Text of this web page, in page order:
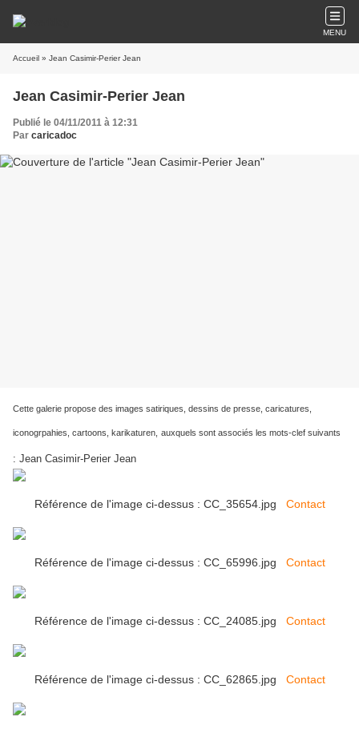
MENU
Accueil » Jean Casimir-Perier Jean
Jean Casimir-Perier Jean
Publié le 04/11/2011 à 12:31
Par caricadoc
Cette galerie propose des images satiriques, dessins de presse, caricatures,
iconogrpahies, cartoons, karikaturen, auxquels sont associés les mots-clef suivants
: Jean Casimir-Perier Jean
Référence de l'image ci-dessus : CC_35654.jpg Contact
Référence de l'image ci-dessus : CC_65996.jpg Contact
Référence de l'image ci-dessus : CC_24085.jpg Contact
Référence de l'image ci-dessus : CC_62865.jpg Contact